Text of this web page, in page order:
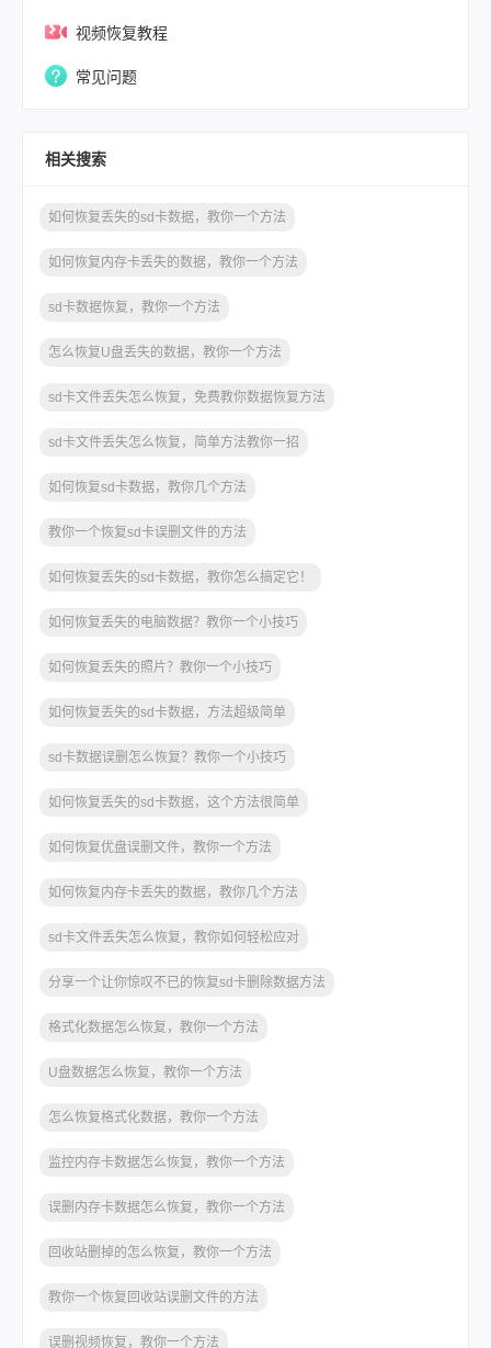
视频恢复教程
常见问题
相关搜索
如何恢复丢失的sd卡数据，教你一个方法
如何恢复内存卡丢失的数据，教你一个方法
sd卡数据恢复，教你一个方法
怎么恢复U盘丢失的数据，教你一个方法
sd卡文件丢失怎么恢复，免费教你数据恢复方法
sd卡文件丢失怎么恢复，简单方法教你一招
如何恢复sd卡数据，教你几个方法
教你一个恢复sd卡误删文件的方法
如何恢复丢失的sd卡数据，教你怎么搞定它！
如何恢复丢失的电脑数据？教你一个小技巧
如何恢复丢失的照片？教你一个小技巧
如何恢复丢失的sd卡数据，方法超级简单
sd卡数据误删怎么恢复？教你一个小技巧
如何恢复丢失的sd卡数据，这个方法很简单
如何恢复优盘误删文件，教你一个方法
如何恢复内存卡丢失的数据，教你几个方法
sd卡文件丢失怎么恢复，教你如何轻松应对
分享一个让你惊叹不已的恢复sd卡删除数据方法
格式化数据怎么恢复，教你一个方法
U盘数据怎么恢复，教你一个方法
怎么恢复格式化数据，教你一个方法
监控内存卡数据怎么恢复，教你一个方法
误删内存卡数据怎么恢复，教你一个方法
回收站删掉的怎么恢复，教你一个方法
教你一个恢复回收站误删文件的方法
误删视频恢复，教你一个方法